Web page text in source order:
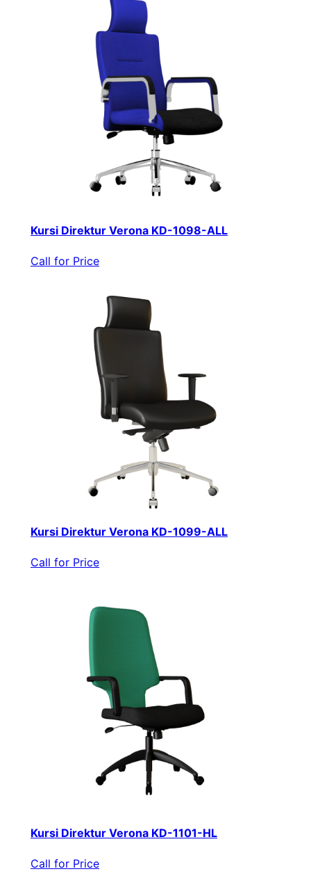
Kursi Direktur Verona KD-1098-ALL
Call for Price
Kursi Direktur Verona KD-1099-ALL
Call for Price
Kursi Direktur Verona KD-1101-HL
Call for Price